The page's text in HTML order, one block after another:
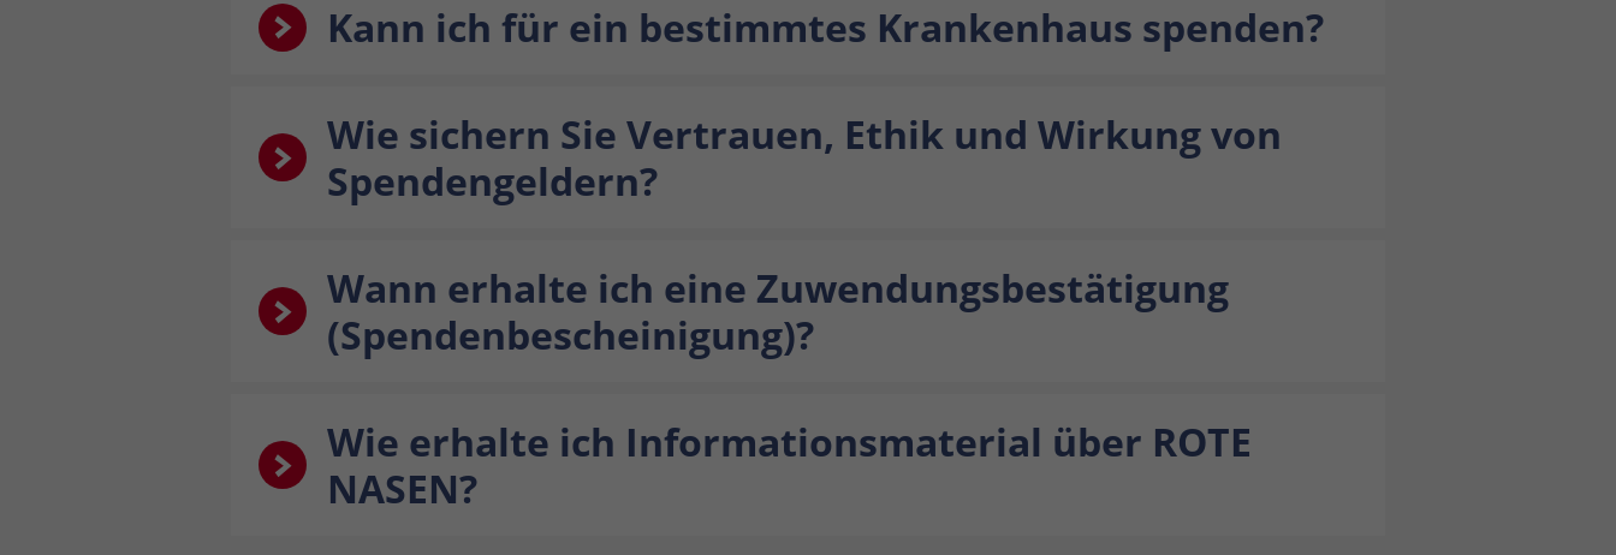
Kann ich für ein bestimmtes Krankenhaus spenden?
Wie sichern Sie Vertrauen, Ethik und Wirkung von
Spendengeldern?
Wann erhalte ich eine Zuwendungsbestätigung
(Spendenbescheinigung)?
Wie erhalte ich Informationsmaterial über ROTE
NASEN?